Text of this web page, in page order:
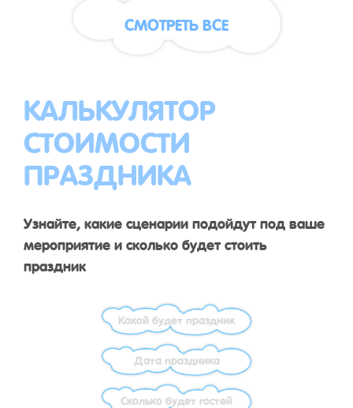
СМОТРЕТЬ ВСЕ
КАЛЬКУЛЯТОР
СТОИМОСТИ
ПРАЗДНИКА
Узнайте, какие сценарии подойдут под ваше
мероприятие и сколько будет стоить
праздник